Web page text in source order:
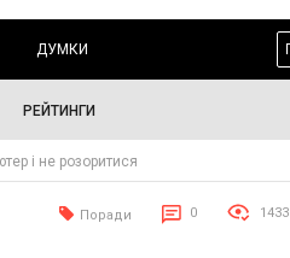
ДУМКИ
РЕЙТИНГИ
і не розоритися
Поради 0 1433